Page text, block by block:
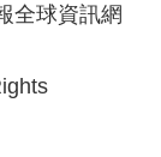
全球資訊網